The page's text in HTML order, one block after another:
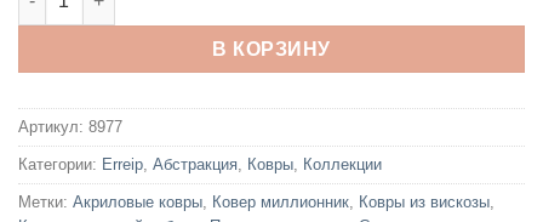
В КОРЗИНУ
Артикул: 8977
Категории: Erreip Абстракция Ковры Коллекции
Метки: Акриловые ковры Ковер миллионник Ковры из вискозы